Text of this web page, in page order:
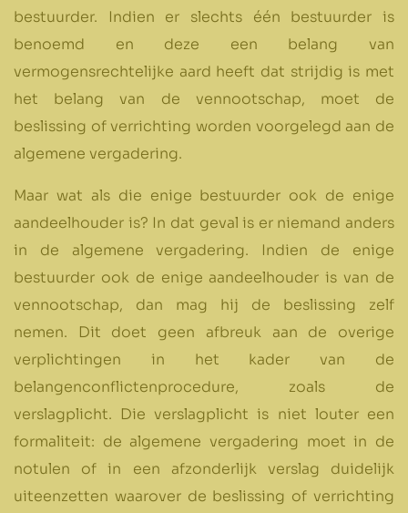
bestuurder. Indien er slechts één bestuurder is
benoemd en deze een belang van
vermogensrechtelijke aard heeft dat strijdig is met
het belang van de vennootschap, moet de
beslissing of verrichting worden voorgelegd aan de
algemene vergadering.
Maar wat als die enige bestuurder ook de enige
aandeelhouder is? In dat geval is er niemand anders
in de algemene vergadering. Indien de enige
bestuurder ook de enige aandeelhouder is van de
vennootschap, dan mag hij de beslissing zelf
nemen. Dit doet geen afbreuk aan de overige
verplichtingen in het kader van de
belangenconflictenprocedure, zoals de
verslagplicht. Die verslagplicht is niet louter een
formaliteit: de algemene vergadering moet in de
notulen of in een afzonderlijk verslag duidelijk
uiteenzetten waarover de beslissing of verrichting